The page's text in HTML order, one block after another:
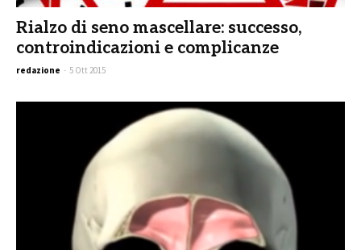
Rialzo di seno mascellare: successo,
controindicazioni e complicanze
redazione - 5 Ott 2015